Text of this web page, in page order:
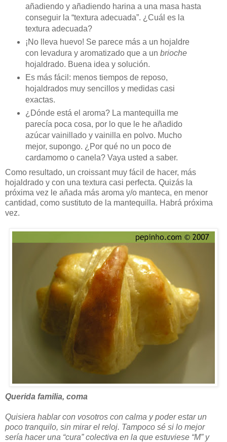
añadiendo y añadiendo harina a una masa hasta
conseguir la “textura adecuada”. ¿Cuál es la
textura adecuada?
¡No lleva huevo! Se parece más a un hojaldre
con levadura y aromatizado que a un brioche
hojaldrado. Buena idea y solución.
Es más fácil: menos tiempos de reposo,
hojaldrados muy sencillos y medidas casi
exactas.
¿Dónde está el aroma? La mantequilla me
parecía poca cosa, por lo que le he añadido
azúcar vainillado y vainilla en polvo. Mucho
mejor, supongo. ¿Por qué no un poco de
cardamomo o canela? Vaya usted a saber.
Como resultado, un croissant muy fácil de hacer, más
hojaldrado y con una textura casi perfecta. Quizás la
próxima vez le añada más aroma y/o manteca, en menor
cantidad, como sustituto de la mantequilla. Habrá próxima
vez.
Querida familia, coma
Quisiera hablar con vosotros con calma y poder estar un
poco tranquilo, sin mirar el reloj. Tampoco sé si lo mejor
sería hacer una “cura” colectiva en la que estuviese “M” y